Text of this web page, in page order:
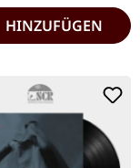
HINZUFÜGEN